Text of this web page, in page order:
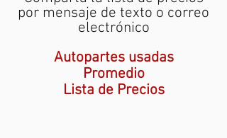
por mensaje de texto o correo
electrónico
Autopartes usadas
Promedio
Lista de Precios